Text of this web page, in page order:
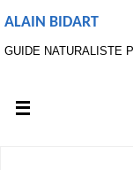
ALAIN BIDART
GUIDE NATURALISTE